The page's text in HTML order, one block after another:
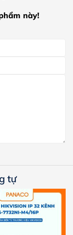
này!
tự